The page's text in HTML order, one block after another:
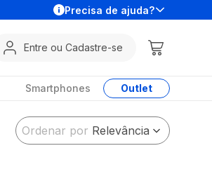
Precisa de ajuda?
Entre ou Cadastre-se
Smartphones Outlet
Ordenar por Relevância